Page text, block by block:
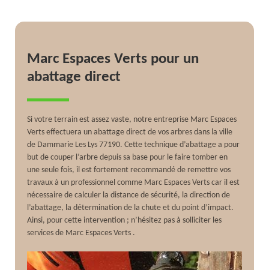
Marc Espaces Verts pour un
abattage direct
Si votre terrain est assez vaste, notre entreprise Marc Espaces
Verts effectuera un abattage direct de vos arbres dans la ville
de Dammarie Les Lys 77190. Cette technique d’abattage a pour
but de couper l’arbre depuis sa base pour le faire tomber en
une seule fois, il est fortement recommandé de remettre vos
travaux à un professionnel comme Marc Espaces Verts car il est
nécessaire de calculer la distance de sécurité, la direction de
l’abattage, la détermination de la chute et du point d’impact.
Ainsi, pour cette intervention ; n’hésitez pas à solliciter les
services de Marc Espaces Verts .